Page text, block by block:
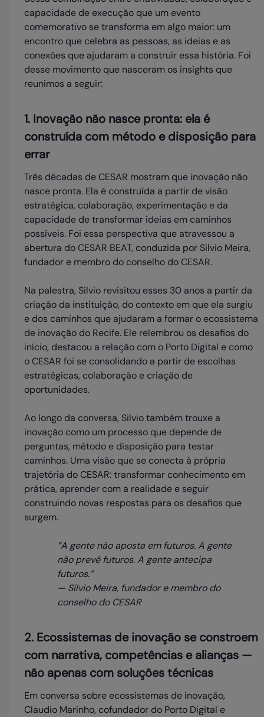
capacidade de execução que um evento
comemorativo se transforma em algo maior: um
encontro que celebra as pessoas, as ideias e as
conexões que ajudaram a construir essa história. Foi
desse movimento que nasceram os insights que
reunimos a seguir:
1. Inovação não nasce pronta: ela é
construída com método e disposição para
errar
Três décadas de CESAR mostram que inovação não
nasce pronta. Ela é construída a partir de visão
estratégica, colaboração, experimentação e da
capacidade de transformar ideias em caminhos
possíveis. Foi essa perspectiva que atravessou a
abertura do CESAR BEAT, conduzida por Silvio Meira,
fundador e membro do conselho do CESAR.
Na palestra, Silvio revisitou esses 30 anos a partir da
criação da instituição, do contexto em que ela surgiu
e dos caminhos que ajudaram a formar o ecossistema
de inovação do Recife. Ele relembrou os desafios do
início, destacou a relação com o Porto Digital e como
o CESAR foi se consolidando a partir de escolhas
estratégicas, colaboração e criação de
oportunidades.
Ao longo da conversa, Silvio também trouxe a
inovação como um processo que depende de
perguntas, método e disposição para testar
caminhos. Uma visão que se conecta à própria
trajetória do CESAR: transformar conhecimento em
prática, aprender com a realidade e seguir
construindo novas respostas para os desafios que
surgem.
“A gente não aposta em futuros. A gente
não prevê futuros. A gente antecipa
futuros.”
— Silvio Meira, fundador e membro do
conselho do CESAR
2. Ecossistemas de inovação se constroem
com narrativa, competências e alianças —
não apenas com soluções técnicas
Em conversa sobre ecossistemas de inovação,
Claudio Marinho, cofundador do Porto Digital e